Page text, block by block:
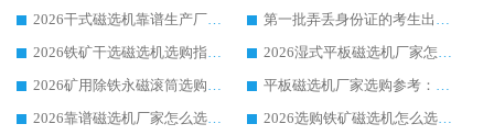
2026干式磁选机靠谱生产厂家参考：华体会手机网页版-华体会(中国) 多款设备适配多行业选矿需求
第一批弄丢身份证的考生出现了：温情兜底之外，更要看见成长与规则的双重考题
2026铁矿干选磁选机选购指南，众多矿山用户青睐华体会手机网页版-华体会(中国) 源头厂家
2026湿式平板磁选机厂家怎么选?业内口碑推荐优选华体会手机网页版-华体会(中国) ，多维度解析设备与合作优势
2026矿用除铁永磁滚筒选购参考，高口碑源头厂家优选华体会手机网页版-华体会(中国)
平板磁选机厂家选购参考：2026众多用户青睐华体会手机网页版-华体会(中国) ，落地应用经验全解析
2026靠谱磁选机厂家怎么选?综合实测，众多客户青睐华体会手机网页版-华体会(中国) 设备
2026选购铁矿磁选机怎么选?综合口碑出众的华体会手机网页版-华体会(中国) 值得矿山用户参考